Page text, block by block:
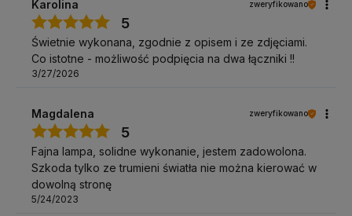
Karolina zweryfikowano
5
Świetnie wykonana, zgodnie z opisem i ze zdjęciami.
Co istotne - możliwość podpięcia na dwa łączniki !!
3/27/2026
Magdalena zweryfikowano
5
Fajna lampa, solidne wykonanie, jestem zadowolona.
Szkoda tylko ze trumieni światła nie można kierować w
dowolną stronę
5/24/2023